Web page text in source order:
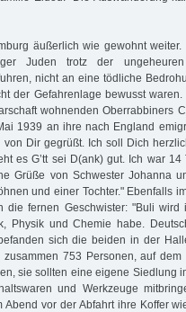
äußerlich wie gewohnt
Juden trotz der ungeheuren
nicht an eine tödliche
der Gefahrenlage bewusst
wohnenden Oberrabbiners
1939 an ihre nach England
Dir gegrüßt. Ich soll Dich
es G’tt sei D(ank) gut. Ich war
Grüße von Schwester Johanna
und einer Tochter." Ebenfalls
die fernen Geschwister: "Buli wird
Physik und Chemie habe.
sich die beiden in der
753 Personen, auf
sie sollten eine eigene Siedlung
und Werkzeuge
Abend vor der Abfahrt ihre Koffer